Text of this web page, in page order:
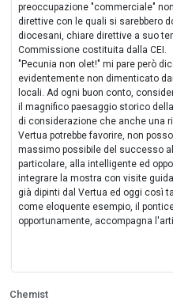
preoccupazione "commerciale"
direttive con le quali si sarebbero
diocesani, chiare direttive a suo
Commissione costituita dalla CEI.
"Pecunia non olet!" mi pare però
evidentemente non dimenticato
locali. Ad ogni buon conto,
il magnifico paesaggio storico
di considerazione che anche una
Vertua potrebbe favorire, non
massimo possibile del successo
particolare, alla intelligente ed
integrare la mostra con visite
già dipinti dal Vertua ed oggi così
come eloquente esempio, il
opportunamente, accompagna
Chemist